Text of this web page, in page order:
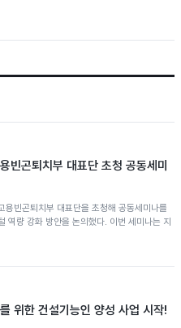
빈곤퇴치부 대표단 초청 공동세미
빈곤퇴치부 대표단을 초청해 공동세미나를
역량 강화 방안을 논의했다. 이번 세미나는 지
위한 건설기능인 양성 사업 시작!